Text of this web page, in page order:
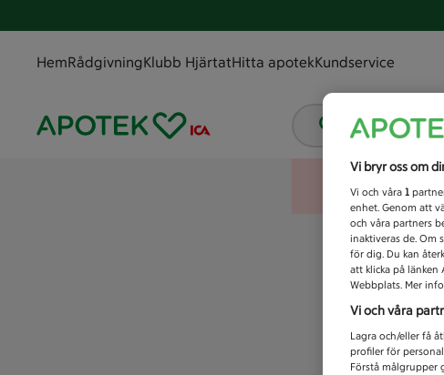
HemRådgivningKlubb HjärtatHitta apotekKundservice
Vad letar du
Vi bryr oss om
Vi och våra 1
enhet. Genom att
och våra partners
inaktiveras de. Om
för dig. Du kan
att klicka på
Webbplats. Mer
Vi och våra
Lagra och/eller få
profiler för
Förstå målgrupper